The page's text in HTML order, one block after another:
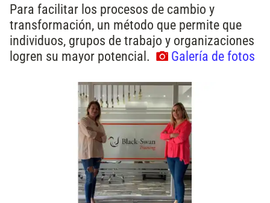
Para facilitar los procesos de cambio y
transformación, un método que permite que
individuos, grupos de trabajo y organizaciones
logren su mayor potencial.
Galería de fotos